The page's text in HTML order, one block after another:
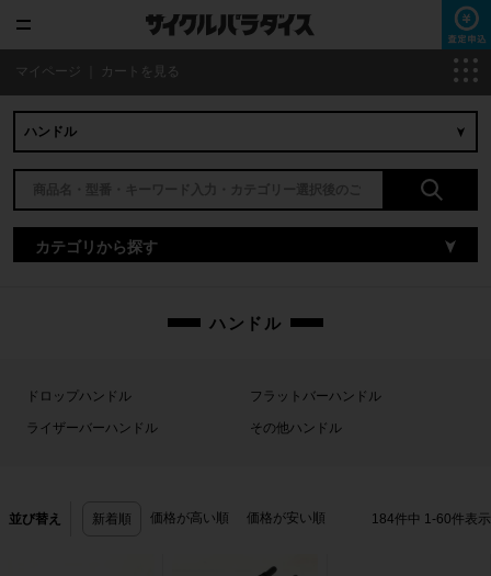
マイページ カートを見る
カテゴリから探す
ハンドル
ドロップハンドル フラットバーハンドル
ライザーバーハンドル その他ハンドル
並び替え 新着順 価格が高い順 価格が安い順 184件中 1-60件表示